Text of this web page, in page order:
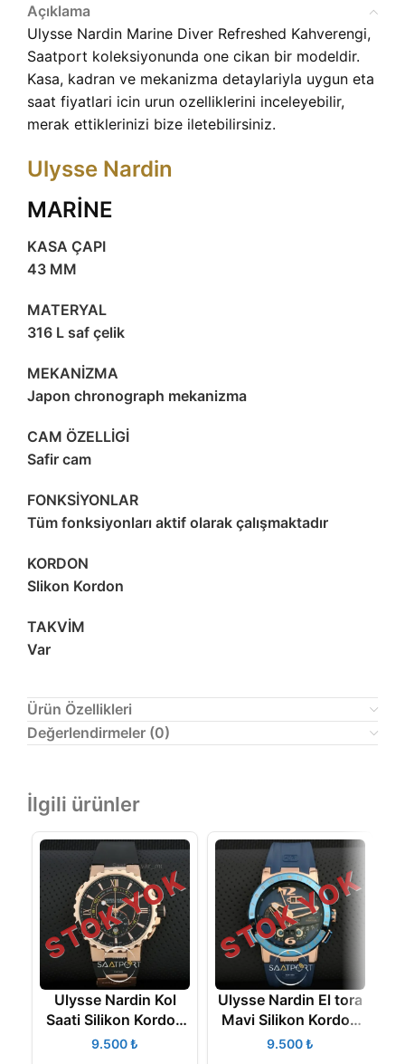
Açıklama
Ulysse Nardin Marine Diver Refreshed Kahverengi,
Saatport koleksiyonunda one cikan bir modeldir.
Kasa, kadran ve mekanizma detaylariyla uygun eta
saat fiyatlari icin urun ozelliklerini inceleyebilir,
merak ettiklerinizi bize iletebilirsiniz.
Ulysse Nardin
MARİNE
KASA ÇAPI
43 MM
MATERYAL
316 L saf çelik
MEKANİZMA
Japon chronograph mekanizma
CAM ÖZELLİGİ
Safir cam
FONKSİYONLAR
Tüm fonksiyonları aktif olarak çalışmaktadır
KORDON
Slikon Kordon
TAKVİM
Var
Ürün Özellikleri
Değerlendirmeler (0)
İlgili ürünler
STOK YOK
Ulysse Nardin Kol
Saati Silikon Kordon
44 mm
₺
STOK YOK
Ulysse Nardin El tora
Mavi Silikon Kordon
Otomatik Kol saati
₺